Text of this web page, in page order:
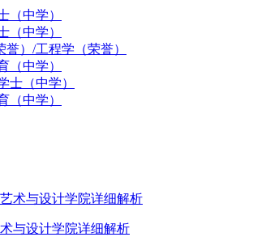
（中学）
（中学）
）/工程学（荣誉）
（中学）
士（中学）
（中学）
与设计学院详细解析